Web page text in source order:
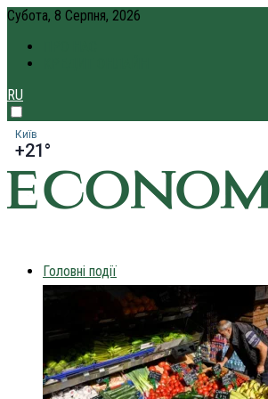
Субота, 8 Серпня, 2026
RU
Київ
+21°
Головні події